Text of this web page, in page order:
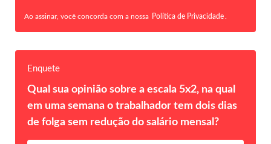
Ao assinar, você concorda com a nossa Política de Privacidade
Enquete
Qual sua opinião sobre a escala 5x2, na qual
em uma semana o trabalhador tem dois dias
de folga sem redução do salário mensal?